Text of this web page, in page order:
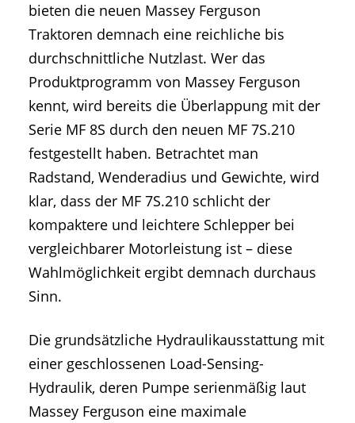
bieten die neuen Massey Ferguson
Traktoren demnach eine reichliche bis
durchschnittliche Nutzlast. Wer das
Produktprogramm von Massey Ferguson
kennt, wird bereits die Überlappung mit der
Serie MF 8S durch den neuen MF 7S.210
festgestellt haben. Betrachtet man
Radstand, Wenderadius und Gewichte, wird
klar, dass der MF 7S.210 schlicht der
kompaktere und leichtere Schlepper bei
vergleichbarer Motorleistung ist – diese
Wahlmöglichkeit ergibt demnach durchaus
Sinn.
Die grundsätzliche Hydraulikausstattung mit
einer geschlossenen Load-Sensing-
Hydraulik, deren Pumpe serienmäßig laut
Massey Ferguson eine maximale